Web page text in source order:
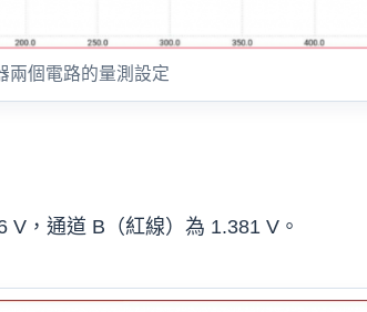
兩個電路的量測設定
，通道 B（紅線）為 1.381 V。